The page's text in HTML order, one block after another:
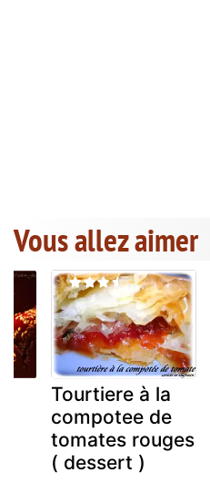
Vous allez aimer
Tourtiere à la
compotee de
tomates rouges
( dessert )